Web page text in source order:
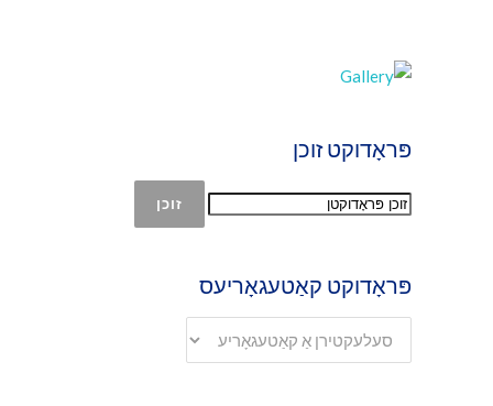
פּראָדוקט זוכן
זוכן
פּראָדוקט קאַטעגאָריעס